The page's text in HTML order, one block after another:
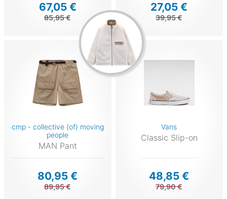
67,05 €
85,95 €
27,05 €
39,95 €
cmp - collective (of) moving
people
MAN Pant
80,95 €
89,95 €
Vans
Classic Slip-on
48,85 €
79,90 €